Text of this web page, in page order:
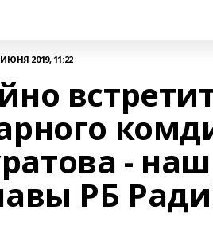
ИЮНЯ 2019, 11:22
- наш
РБ